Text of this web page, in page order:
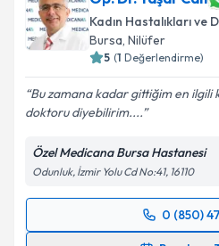
Kadın Hastalıkları ve
Bursa, Nilüfer
5 (1 Değerlendirme)
Bu zamana kadar gittiğim en ilgili
doktoru diyebilirim....
Özel Medicana Bursa Hastanesi
Odunluk, İzmir Yolu Cd No:41, 16110
0 (850)
Randevu Takvimi